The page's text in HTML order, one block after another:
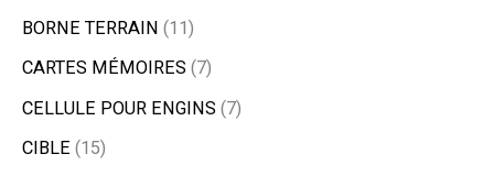
BORNE TERRAIN 11
CARTES MÉMOIRES 7
CELLULE POUR ENGINS 7
CIBLE 15